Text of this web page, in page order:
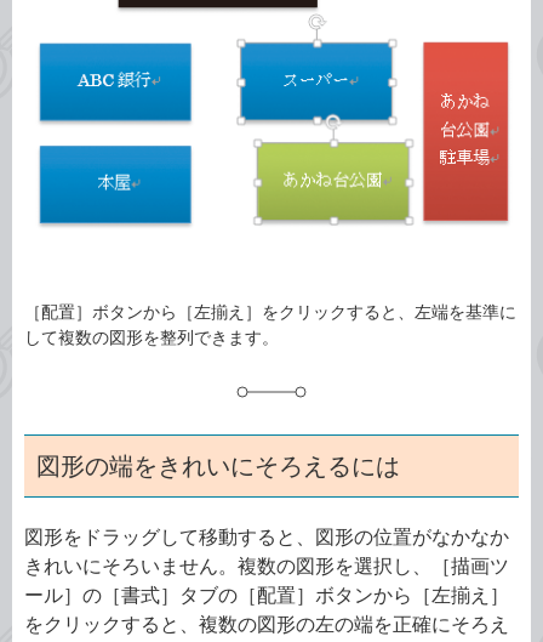
リ
［配置］ボタンから［左揃え］をクリックすると、左端を基準に
して複数の図形を整列できます。
図形の端をきれいにそろえるには
図形をドラッグして移動すると、図形の位置がなかなか
きれいにそろいません。複数の図形を選択し、［描画ツ
ール］の［書式］タブの［配置］ボタンから［左揃え］
をクリックすると、複数の図形の左の端を正確にそろえ